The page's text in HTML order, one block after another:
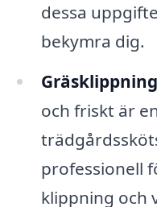
dessa
bekymra dig.
och friskt är
professionell
klippning och